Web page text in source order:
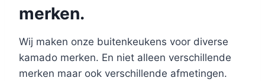
merken.
Wij maken onze buitenkeukens voor diverse
kamado merken. En niet alleen verschillende
merken maar ook verschillende afmetingen.